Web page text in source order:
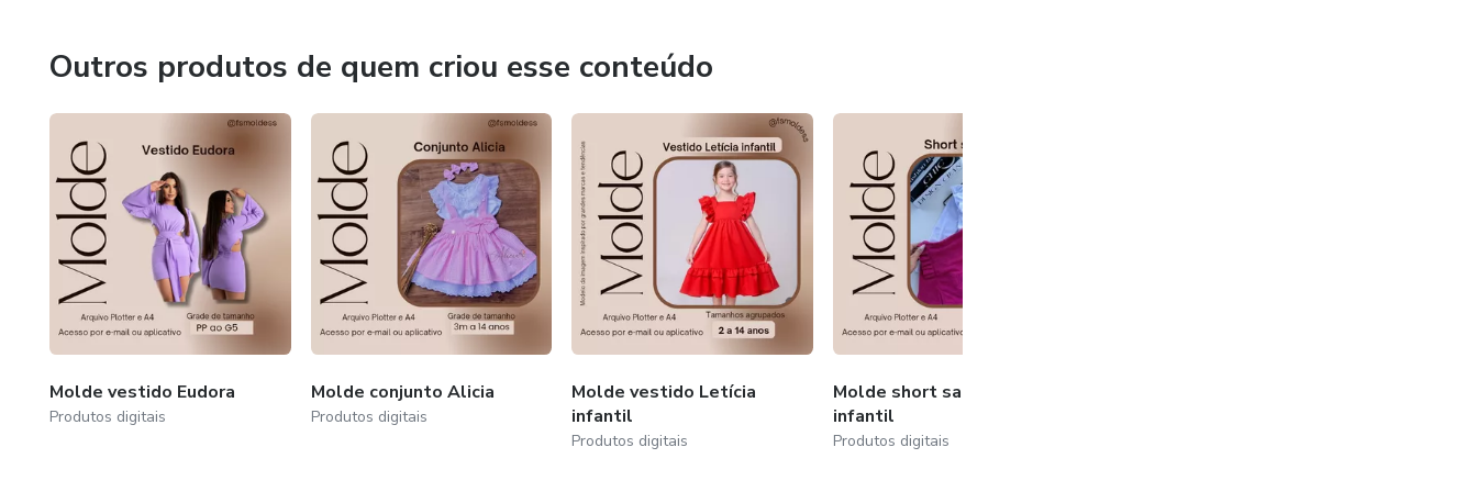
Ninguém mais o faráE seus olhos
Seus olhos, seus olhos
Eles me dizem o quanto você se importa
Oh sim, você sempre será
Eu quero dividir
Outros produtos de quem criou esse conteúdo
Molde vestido Eudora
Produtos digitais
Molde conjunto Alicia
Produtos digitais
Molde vestido Letícia
infantil
Produtos digitais
Molde short saia e blusa
infantil
Produtos digitais